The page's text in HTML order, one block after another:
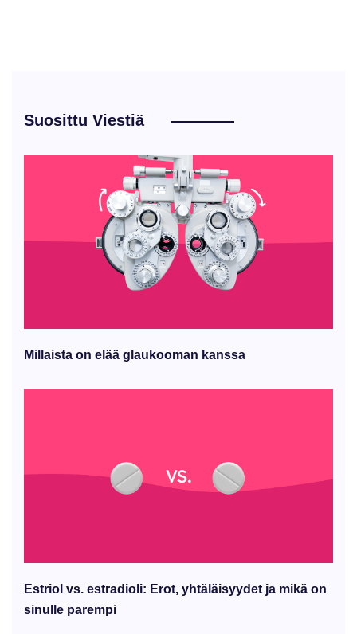
Suosittu Viestiä
Millaista on elää glaukooman kanssa
Estriol vs. estradioli: Erot, yhtäläisyydet ja mikä on
sinulle parempi